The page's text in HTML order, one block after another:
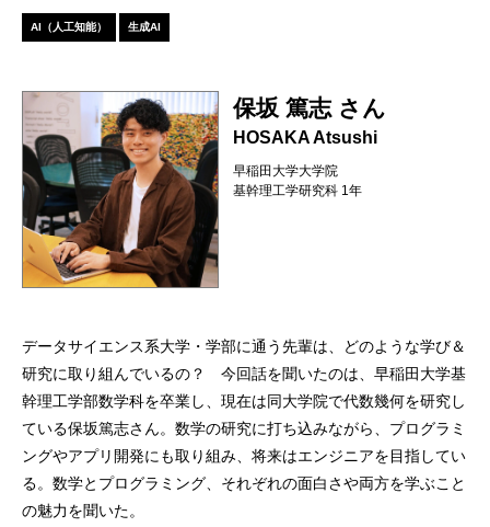
AI（人工知能） 生成AI
保坂 篤志 さん
HOSAKA Atsushi
早稲田大学大学院
基幹理工学研究科 1年
データサイエンス系大学・学部に通う先輩は、どのような学び＆
研究に取り組んでいるの？ 今回話を聞いたのは、早稲田大学基
幹理工学部数学科を卒業し、現在は同大学院で代数幾何を研究し
ている保坂篤志さん。数学の研究に打ち込みながら、プログラミ
ングやアプリ開発にも取り組み、将来はエンジニアを目指してい
る。数学とプログラミング、それぞれの面白さや両方を学ぶこと
の魅力を聞いた。